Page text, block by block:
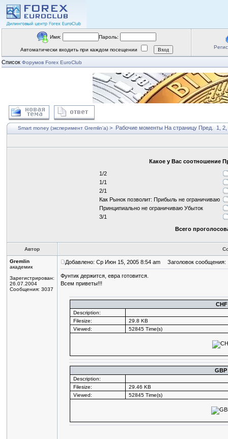
Имя: Пароль:
Автоматически входить при каждом посещении
Список Форумов Forex EuroClub
Smart money (эксперимент Gremlin'a) > Рабочие моменты На страницу Пред. 1 2
Какое у Вас соотношение
1/2
1/1
2/1
Как Рынок позволит: Прибыль не ограничиваю
Принципиально не ограничиваю Убыток
3/1
Всего
Автор
Gremlin
академик
Зарегистрирован:
26.07.2004
Сообщения: 3037
Добавлено: Ср Июн 15, 2005 8:54 am Заголовок сообщения:
Фунтик держится, евра готовится.
Всем приветы!!!
Description:
Filesize:
29.8 KB
Viewed:
52845 Time(s)
GBP
Description:
Filesize:
29.46 KB
Viewed:
52845 Time(s)